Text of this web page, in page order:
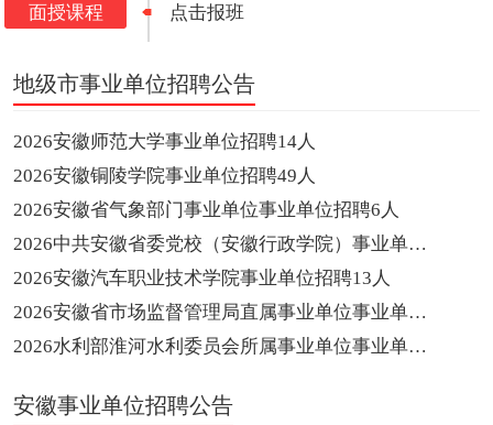
面授课程 点击报班
地级市事业单位招聘公告
2026安徽师范大学事业单位招聘14人
2026安徽铜陵学院事业单位招聘49人
2026安徽省气象部门事业单位事业单位招聘6人
2026中共安徽省委党校（安徽行政学院）事业单位招聘20人
2026安徽汽车职业技术学院事业单位招聘13人
2026安徽省市场监督管理局直属事业单位事业单位招聘12人
2026水利部淮河水利委员会所属事业单位事业单位招聘47人
安徽事业单位招聘公告